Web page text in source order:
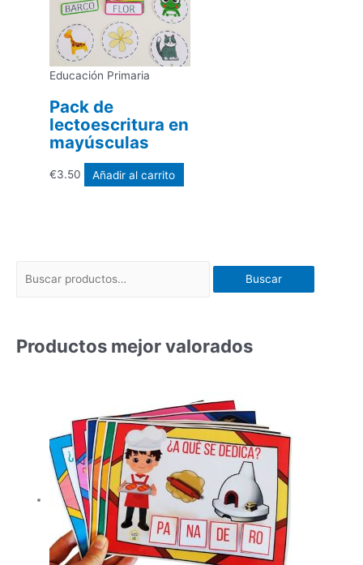
Educación Primaria
Pack de
lectoescritura en
mayúsculas
€3.50 Añadir al carrito
Buscar
Productos mejor valorados